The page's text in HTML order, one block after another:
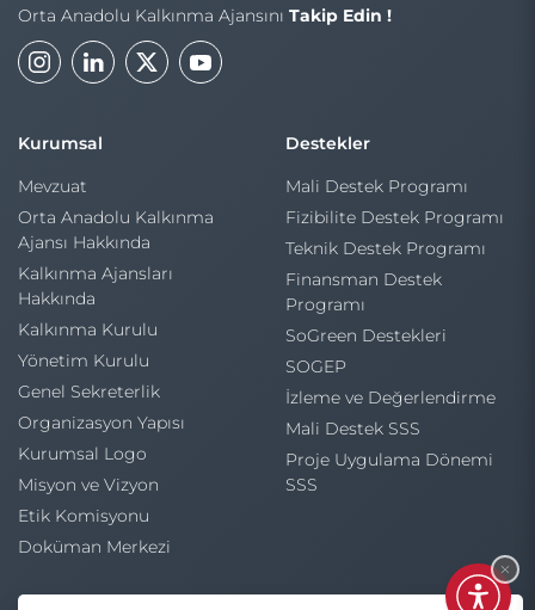
Orta Anadolu Kalkınma Ajansını Takip Edin !
Kurumsal
Mevzuat
Orta Anadolu Kalkınma
Ajansı Hakkında
Kalkınma Ajansları
Hakkında
Kalkınma Kurulu
Yönetim Kurulu
Genel Sekreterlik
Organizasyon Yapısı
Kurumsal Logo
Misyon ve Vizyon
Etik Komisyonu
Doküman Merkezi
Destekler
Mali Destek Programı
Fizibilite Destek Programı
Teknik Destek Programı
Finansman Destek
Programı
SoGreen Destekleri
SOGEP
İzleme ve Değerlendirme
Mali Destek SSS
Proje Uygulama Dönemi
SSS